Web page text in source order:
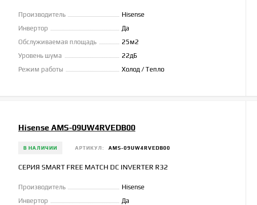
Производитель
Hisense
Инвертор
Да
Обслуживаемая площадь
25м2
Уровень шума
22дБ
Режим работы
Холод / Тепло
Hisense AMS-09UW4RVEDB00
В НАЛИЧИИ АРТИКУЛ: AMS-09UW4RVEDB00
СЕРИЯ SMART FREE MATCH DC INVERTER R32
Производитель
Hisense
Инвертор
Да